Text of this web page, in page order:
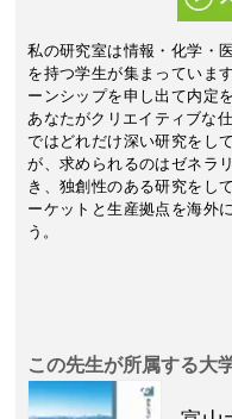
私の研究室は情報・化学・
を持つ学生が集まっていま
ーンシップを申し出て内定
あなたがクリエイティブな
ではどれだけ深い研究をし
が、求められるのはゼネラ
き、独創性のある研究をし
ーケットと生産拠点を海外
う。
この先生が所属する大